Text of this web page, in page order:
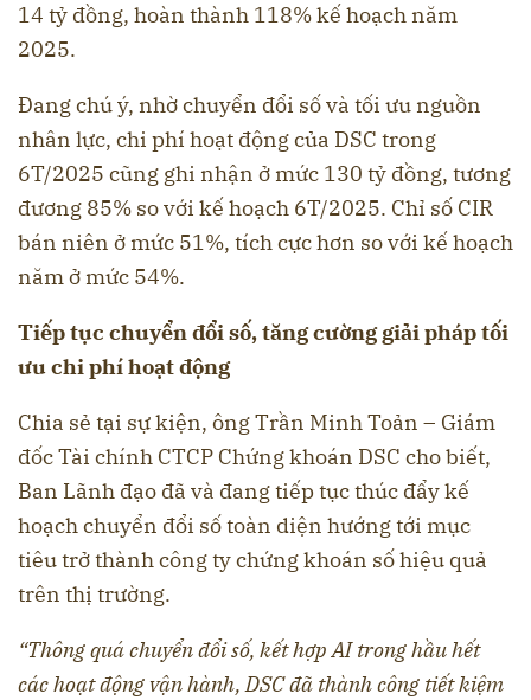
14 tỷ đồng, hoàn thành 118% kế hoạch năm
2025.
Đang chú ý, nhờ chuyển đổi số và tối ưu nguồn
nhân lực, chi phí hoạt động của DSC trong
6T/2025 cũng ghi nhận ở mức 130 tỷ đồng, tương
đương 85% so với kế hoạch 6T/2025. Chỉ số CIR
bán niên ở mức 51%, tích cực hơn so với kế hoạch
năm ở mức 54%.
Tiếp tục chuyển đổi số, tăng cường giải pháp tối
ưu chi phí hoạt động
Chia sẻ tại sự kiện, ông Trần Minh Toản – Giám
đốc Tài chính CTCP Chứng khoán DSC cho biết,
Ban Lãnh đạo đã và đang tiếp tục thúc đẩy kế
hoạch chuyển đổi số toàn diện hướng tới mục
tiêu trở thành công ty chứng khoán số hiệu quả
trên thị trường.
“Thông quá chuyển đổi số, kết hợp AI trong hầu hết
các hoạt động vận hành, DSC đã thành công tiết kiệm